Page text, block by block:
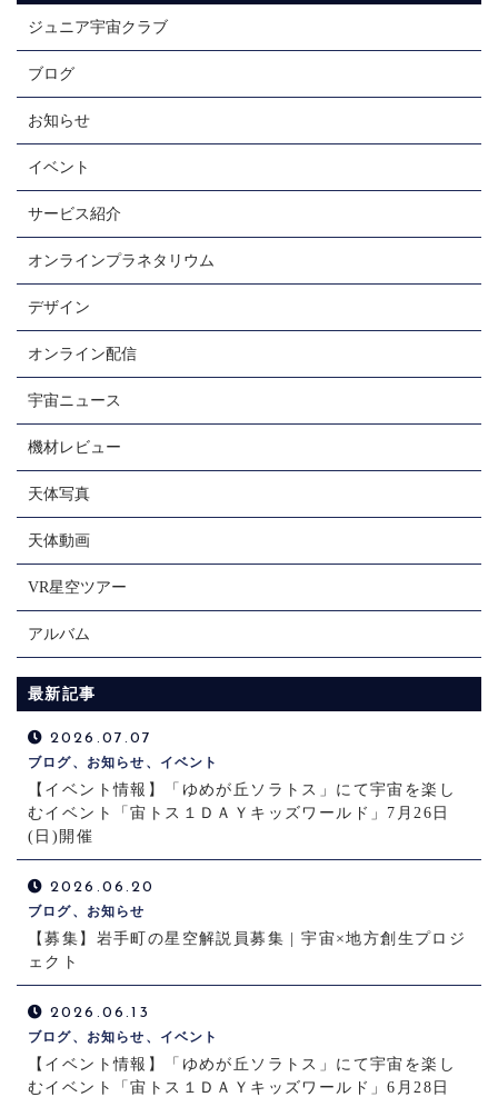
ジュニア宇宙クラブ
ブログ
お知らせ
イベント
サービス紹介
オンラインプラネタリウム
デザイン
オンライン配信
宇宙ニュース
機材レビュー
天体写真
天体動画
VR星空ツアー
アルバム
最新記事
2026.07.07
ブログ、お知らせ、イベント
【イベント情報】「ゆめが丘ソラトス」にて宇宙を楽し
むイベント「宙トス１ＤＡＹキッズワールド」7月26日
(日)開催
2026.06.20
ブログ、お知らせ
【募集】岩手町の星空解説員募集 | 宇宙×地方創生プロジ
ェクト
2026.06.13
ブログ、お知らせ、イベント
【イベント情報】「ゆめが丘ソラトス」にて宇宙を楽し
むイベント「宙トス１ＤＡＹキッズワールド」6月28日